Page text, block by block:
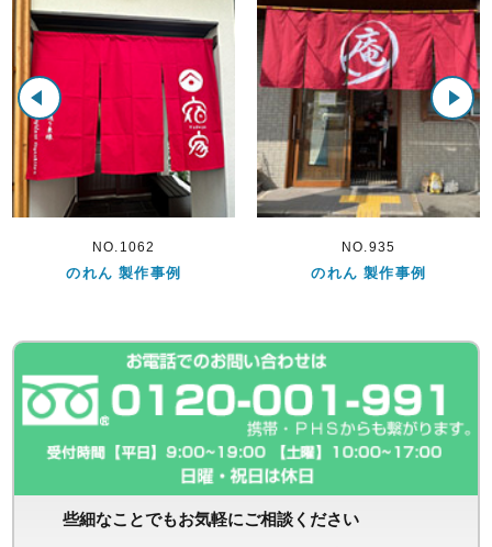
のれん 製作事例 のれん 製
些細なことでもお気軽にご相談ください